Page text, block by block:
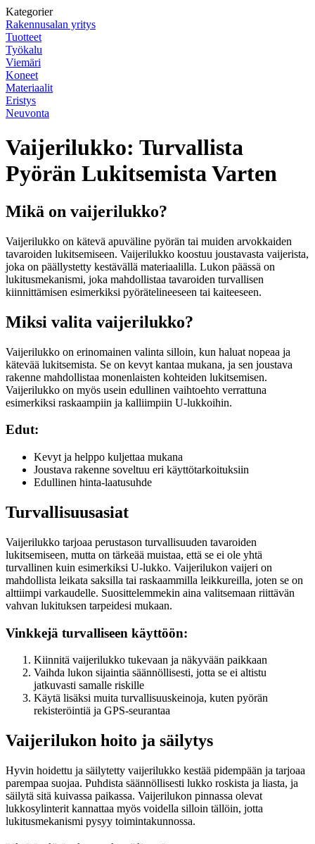
Kategorier
Rakennusalan yritys
Tuotteet
Työkalu
Viemäri
Koneet
Materiaalit
Eristys
Neuvonta
Vaijerilukko: Turvallista
Pyörän Lukitsemista Varten
Mikä on vaijerilukko?
Vaijerilukko on kätevä apuväline pyörän tai muiden arvokkaiden
tavaroiden lukitsemiseen. Vaijerilukko koostuu joustavasta vaijerista,
joka on päällystetty kestävällä materiaalilla. Lukon päässä on
lukitusmekanismi, joka mahdollistaa tavaroiden turvallisen
kiinnittämisen esimerkiksi pyörätelineeseen tai kaiteeseen.
Miksi valita vaijerilukko?
Vaijerilukko on erinomainen valinta silloin, kun haluat nopeaa ja
kätevää lukitsemista. Se on kevyt kantaa mukana, ja sen joustava
rakenne mahdollistaa monenlaisten kohteiden lukitsemisen.
Vaijerilukko on myös usein edullinen vaihtoehto verrattuna
esimerkiksi raskaampiin ja kalliimpiin U-lukkoihin.
Edut:
Kevyt ja helppo kuljettaa mukana
Joustava rakenne soveltuu eri käyttötarkoituksiin
Edullinen hinta-laatusuhde
Turvallisuusasiat
Vaijerilukko tarjoaa perustason turvallisuuden tavaroiden
lukitsemiseen, mutta on tärkeää muistaa, että se ei ole yhtä
turvallinen kuin esimerkiksi U-lukko. Vaijerilukon vaijeri on
mahdollista leikata saksilla tai raskaammilla leikkureilla, joten se on
alttiimpi varkaudelle. Suosittelemmekin aina valitsemaan riittävän
vahvan lukituksen tarpeidesi mukaan.
Vinkkejä turvalliseen käyttöön:
Kiinnitä vaijerilukko tukevaan ja näkyvään paikkaan
Vaihda lukon sijaintia säännöllisesti, jotta se ei altistu
jatkuvasti samalle riskille
Käytä lisäksi muita turvallisuuskeinoja, kuten pyörän
rekisteröintiä ja GPS-seurantaa
Vaijerilukon hoito ja säilytys
Hyvin hoidettu ja säilytetty vaijerilukko kestää pidempään ja tarjoaa
parempaa suojaa. Puhdista säännöllisesti lukko roskista ja liasta, ja
säilytä sitä kuivassa paikassa. Vaijerilukon pinnassa olevat
lukkosylinterit kannattaa myös voidella silloin tällöin, jotta
lukitusmekanismi pysyy toimintakunnossa.